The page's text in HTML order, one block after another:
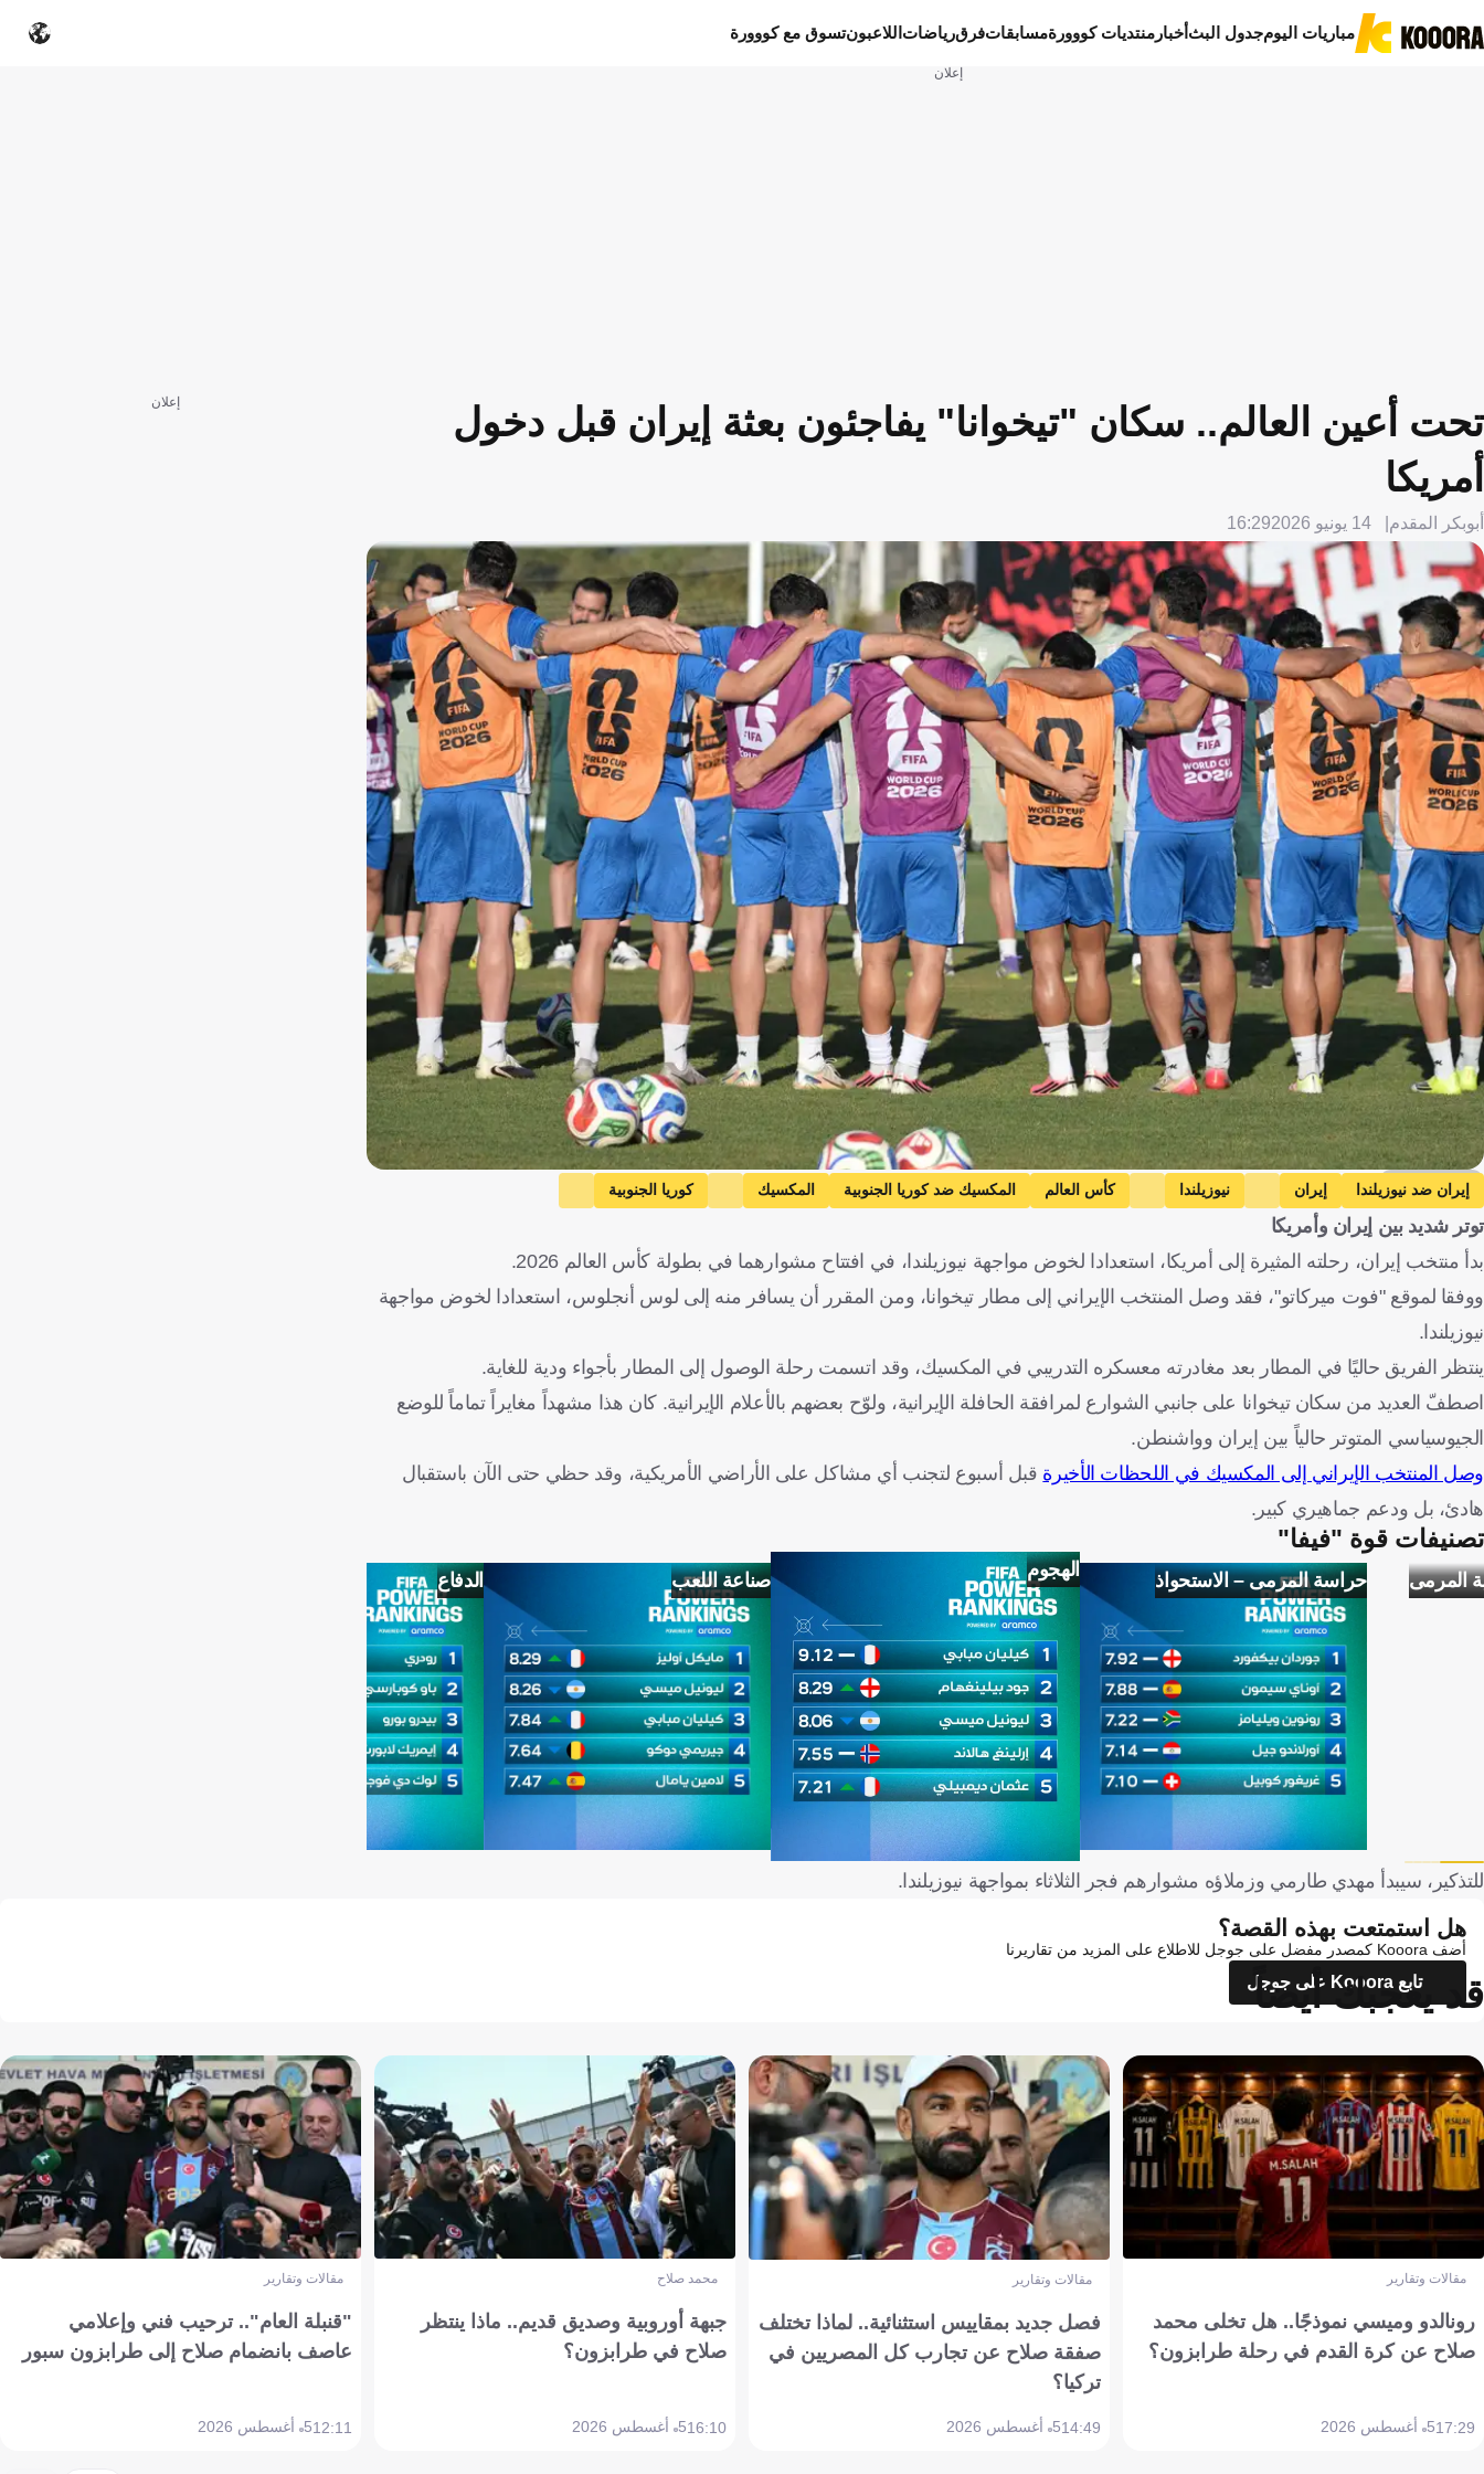
مباريات اليومجدول البثأخبار منتديات كووورةمسابقاتفرقرياضات اللاعبونتسوق مع كووورة
إعلان
تحت أعين العالم.. سكان "تيخوانا" يفاجئون بعثة إيران قبل دخول
أمريكا
أبوبكر المقدم 14 يونيو 2026 16:29
Getty Images
إيران ضد نيوزيلندا إيران نيوزيلندا كأس العالم المكسيك ضد كوريا الجنوبية المكسيك
كوريا الجنوبية
الولايات المتحدة الأمريكية ضد أستراليا
أستراليا
كرة قدم
توتر شديد بين إيران وأمريكا
بدأ منتخب إيران، رحلته المثيرة إلى أمريكا، استعدادا لخوض مواجهة نيوزيلندا، في افتتاح مشوارهما في بطولة كأس العالم 2026.
ووفقا لموقع "فوت ميركاتو"، فقد وصل المنتخب الإيراني إلى مطار تيخوانا، ومن المقرر أن يسافر منه إلى لوس أنجلوس، استعدادا لخوض مواجهة
نيوزيلندا.
ينتظر الفريق حاليًا في المطار بعد مغادرته معسكره التدريبي في المكسيك، وقد اتسمت رحلة الوصول إلى المطار بأجواء ودية للغاية.
اصطفّ العديد من سكان تيخوانا على جانبي الشوارع لمرافقة الحافلة الإيرانية، ولوّح بعضهم بالأعلام الإيرانية. كان هذا مشهداً مغايراً تماماً للوضع
الجيوسياسي المتوتر حالياً بين إيران وواشنطن.
وصل المنتخب الإيراني إلى المكسيك في اللحظات الأخيرة قبل أسبوع لتجنب أي مشاكل على الأراضي الأمريكية، وقد حظي حتى الآن باستقبال
هادئ، بل ودعم جماهيري كبير.
تصنيفات قوة "فيفا"
المرمى حراسة المرمى – الاستحواذ الهجوم صناعة اللعب الدفاع
للتذكير، سيبدأ مهدي طارمي وزملاؤه مشوارهم فجر الثلاثاء بمواجهة نيوزيلندا.
إعلان
هل استمتعت بهذه القصة؟
أضف Kooora كمصدر مفضل على جوجل للاطلاع على المزيد من تقاريرنا
تابع Kooora على جوجل
قد يعجبك أيضاً
مقالات وتقارير
رونالدو وميسي نموذجًا.. هل تخلى محمد
صلاح عن كرة القدم في رحلة طرابزون؟
17:295 أغسطس 2026
مقالات وتقارير
فصل جديد بمقاييس استثنائية.. لماذا تختلف
صفقة صلاح عن تجارب كل المصريين في
تركيا؟
14:495 أغسطس 2026
محمد صلاح
جبهة أوروبية وصديق قديم.. ماذا ينتظر
صلاح في طرابزون؟
16:105 أغسطس 2026
مقالات وتقارير
"قنبلة العام".. ترحيب فني وإعلامي
عاصف بانضمام صلاح إلى طرابزون سبور
12:115 أغسطس 2026